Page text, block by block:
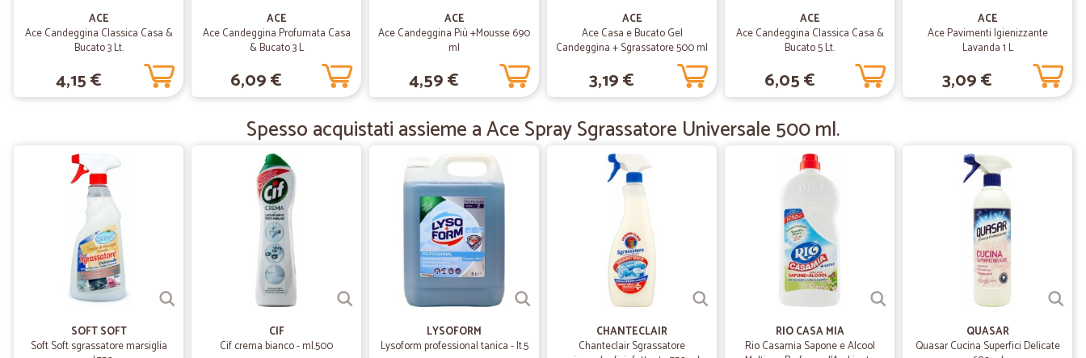
20/10/2020
pienamente soddisfatto del prodotto e…
pienamente soddisfatto del prodotto e servizio
Consegna veloce anche se il prodotto…
Consegna veloce anche se il prodotto (mojito soda) non aveva un prezzo proprio
concorrenziale d’altra parte non riuscivo a trovarlo in negozio
22/06/2020
Direi ottimo
Direi ottimo. Grazie
04/12/2019
—
velocissimo e preciso
ACE
Ace Candeggina Classica Casa &
Bucato 3 Lt.
4,15 €
ACE
Ace Candeggina Profumata Casa
& Bucato 3 L
6,09 €
ACE
Ace Candeggina Più +Mousse 690
ml
4,59 €
ACE
Ace Casa e Bucato Gel
Candeggina + Sgrassatore 500 ml
3,19 €
ACE
Ace Candeggina Classica Casa &
Bucato 5 Lt.
6,05 €
ACE
Ace Pavimenti Igienizzante
Lavanda 1 L
3,09 €
Spesso acquistati assieme a Ace Spray Sgrassatore Universale 500 ml.
SOFT SOFT
Soft Soft sgrassatore marsiglia
CIF
Cif crema bianco - ml.500
LYSOFORM
Lysoform professional tanica - lt.5
CHANTECLAIR
Chanteclair Sgrassatore
RIO CASA MIA
Rio Casamia Sapone e Alcool
QUASAR
Quasar Cucina Superfici Delicate